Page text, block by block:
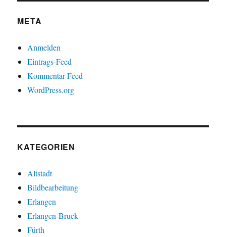
META
Anmelden
Eintrags-Feed
Kommentar-Feed
WordPress.org
KATEGORIEN
Altstadt
Bildbearbeitung
Erlangen
Erlangen-Bruck
Fürth